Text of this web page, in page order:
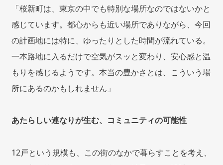
「桜新町は、東京の中でも特別な場所なのではないかと
感じています。都心からも近い場所でありながら、今回
の計画地には特に、ゆったりとした時間が流れている。
一本路地に入るだけで空気がスッと変わり、安心感と温
もりを感じるようです。本当の豊かさとは、こういう場
所にあるのかもしれません」
あたらしい連なりが生む、コミュニティの可能性
12戸という規模も、この街のなかで暮らすことを考え、